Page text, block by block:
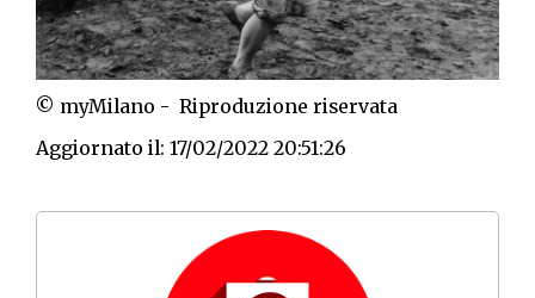
© myMilano - Riproduzione riservata
Aggiornato il: 17/02/2022 20:51:26